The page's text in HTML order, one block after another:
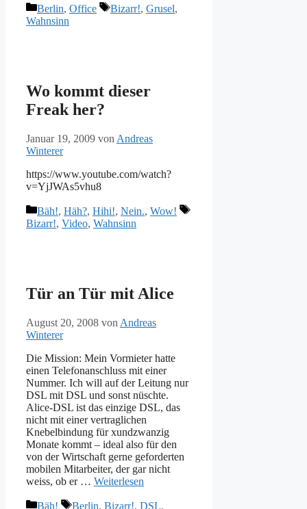
Kategorien
Berlin, Office Schlagwörter
Bizarr!, Grusel,
Wahnsinn
Wo kommt dieser
Freak her?
Januar 19, 2009 von Andreas
Winterer
https://www.youtube.com/watch?
v=YjJWAs5vhu8
Kategorien
Bäh!, Häh?, Hihi!, Nein., Wow!
Schlagwörter
Bizarr!, Video, Wahnsinn
Tür an Tür mit Alice
August 20, 2008 von Andreas
Winterer
Die Mission: Mein Vormieter hatte
einen Telefonanschluss mit einer
Nummer. Ich will auf der Leitung nur
DSL mit DSL und sonst nüschte.
Alice-DSL ist das einzige DSL, das
nicht mit einer vertraglichen
Knebelbindung für xundzwanzig
Monate kommt – ideal also für den
von der Wirtschaft gerne geforderten
mobilen Mitarbeiter, der gar nicht
weiss, ob er … Weiterlesen
Kategorien
Bäh! Schlagwörter
Berlin, Bizarr!, DSL,